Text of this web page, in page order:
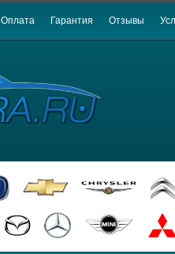
Оплата Гарантия Отзывы